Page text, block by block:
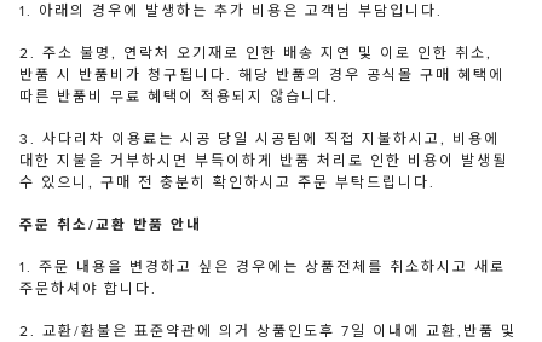
1. 아래의 경우에 발생하는 추가 비용은 고객님 부담입니다.
2. 주소 불명, 연락처 오기재로 인한 배송 지연 및 이로 인한 취소,
반품 시 반품비가 청구됩니다. 해당 반품의 경우 공식몰 구매 혜택에
따른 반품비 무료 혜택이 적용되지 않습니다.
3. 사다리차 이용료는 시공 당일 시공팀에 직접 지불하시고, 비용에
대한 지불을 거부하시면 부득이하게 반품 처리로 인한 비용이 발생될
수 있으니, 구매 전 충분히 확인하시고 주문 부탁드립니다.
주문 취소/교환 반품 안내
1. 주문 내용을 변경하고 싶은 경우에는 상품전체를 취소하시고 새로
주문하셔야 합니다.
2. 교환/환불은 표준약관에 의거 상품인도후 7일 이내에 교환,반품 및